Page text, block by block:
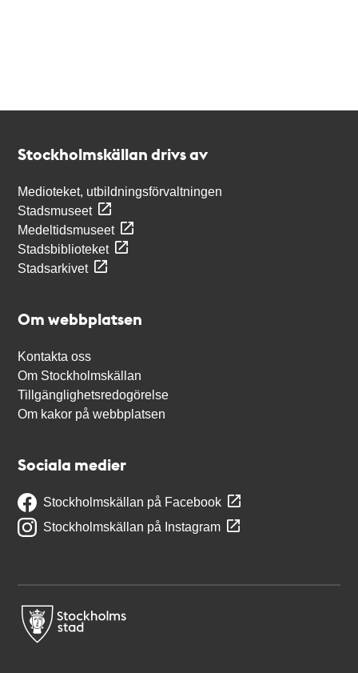
Stockholmskällan drivs av
Medioteket, utbildningsförvaltningen
Stadsmuseet
Medeltidsmuseet
Stadsbiblioteket
Stadsarkivet
Om webbplatsen
Kontakta oss
Om Stockholmskällan
Tillgänglighetsredogörelse
Om kakor på webbplatsen
Sociala medier
Stockholmskällan på Facebook
Stockholmskällan på Instagram